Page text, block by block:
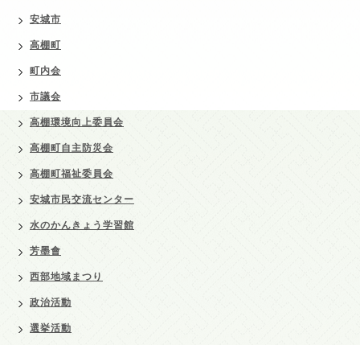
安城市
高棚町
町内会
市議会
高棚環境向上委員会
高棚町自主防災会
高棚町福祉委員会
安城市民交流センター
水のかんきょう学習館
芳墨會
西部地域まつり
政治活動
選挙活動